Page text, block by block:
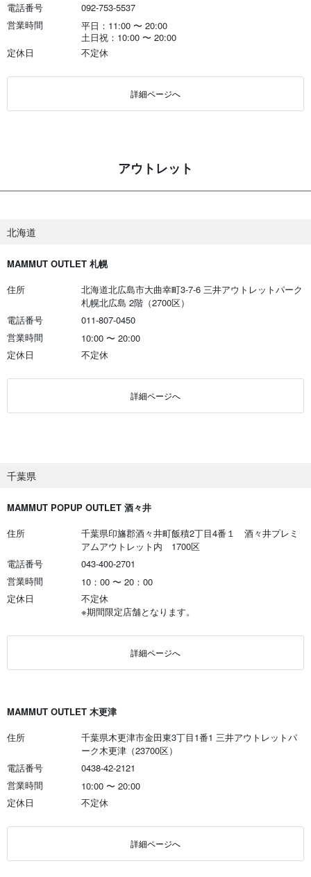
電話番号
092-753-5537
営業時間
平日：11:00 〜 20:00
土日祝：10:00 〜 20:00
定休日
不定休
詳細ページへ
アウトレット
北海道
MAMMUT OUTLET 札幌
住所
北海道北広島市大曲幸町3-7-6 三井アウトレットパーク
札幌北広島 2階（2700区）
電話番号
011-807-0450
営業時間
10:00 〜 20:00
定休日
不定休
詳細ページへ
千葉県
MAMMUT POPUP OUTLET 酒々井
住所
千葉県印旛郡酒々井町飯積2丁目4番１ 酒々井プレミ
アムアウトレット内 1700区
電話番号
043-400-2701
営業時間
10：00 〜 20：00
定休日
不定休
※期間限定店舗となります。
詳細ページへ
MAMMUT OUTLET 木更津
住所
千葉県木更津市金田東3丁目1番1 三井アウトレットパ
ーク木更津（23700区）
電話番号
0438-42-2121
営業時間
10:00 〜 20:00
定休日
不定休
詳細ページへ